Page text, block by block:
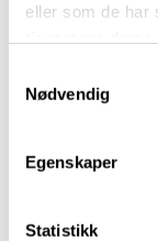
eller som de har
Nødvendig
Egenskaper
Statistikk